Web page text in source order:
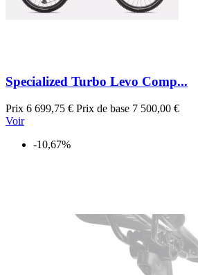
Specialized Turbo Levo Comp...
Prix 6 699,75 € Prix de base 7 500,00 €
Voir
-10,67%